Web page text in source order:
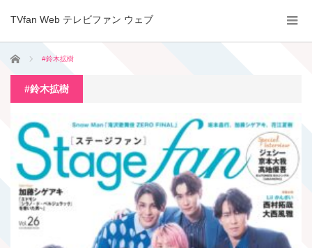
TVfan Web テレビファン ウェブ
ホーム #鈴木拡樹
#鈴木拡樹